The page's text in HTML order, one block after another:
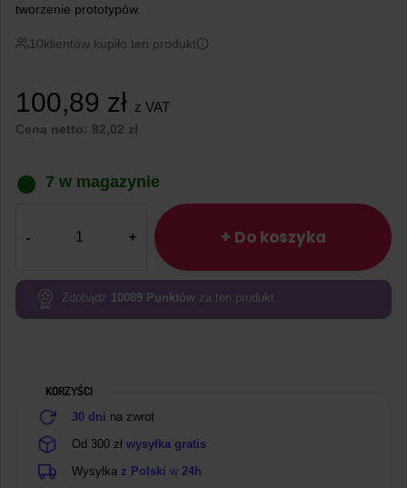
tworzenie prototypów.
10klientów kupiło ten produkt
100,89 zł z VAT
Cena netto: 82,02 zł
7 w magazynie
STM32F407VET6
rozszerzona
+ Do koszyka
Zdobądź 10089 Punktów za ten produkt.
KORZYŚCI
30 dni na zwrot
Od 300 zł wysyłka gratis
Wysyłka z Polski w 24h